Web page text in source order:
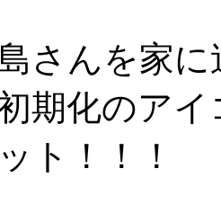
さんを家
期化のア
ト！！！